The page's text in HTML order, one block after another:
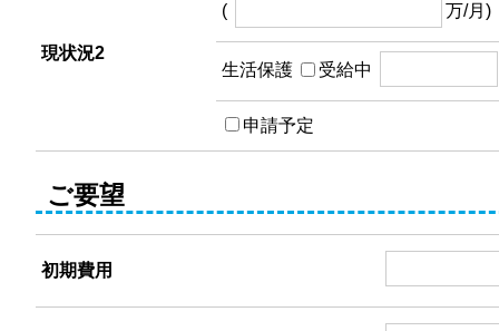
現状況2
(
万/月)
生活保護 受給中
申請予定
ご要望
初期費用